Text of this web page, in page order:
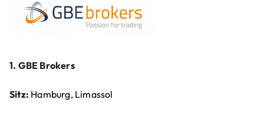
1. GBE Brokers
Sitz: Hamburg, Limassol